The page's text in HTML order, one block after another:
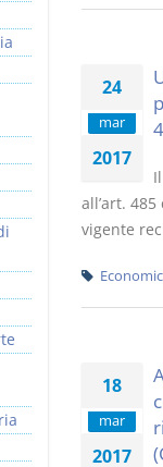
24
mar
2017
all’art.
vigente
18
mar
2017